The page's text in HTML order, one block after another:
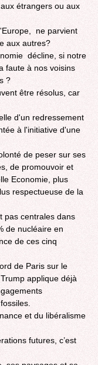
étrangers ou aux
ne parvient
aux autres?
décline, si notre
faute à nos voisins
?
être résolus, car
d'un redressement
à l'initiative d'une
de peser sur ses
de promouvoir et
Economie, plus
respectueuse de la
pas centrales dans
de nucléaire en
de ces cinq
de Paris sur le
applique déjà
et du libéralisme
futures, c’est